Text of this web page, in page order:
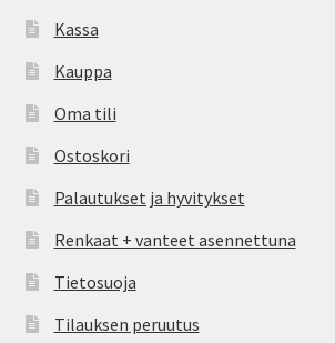
Kassa
Kauppa
Oma tili
Ostoskori
Palautukset ja hyvitykset
Renkaat + vanteet asennettuna
Tietosuoja
Tilauksen peruutus